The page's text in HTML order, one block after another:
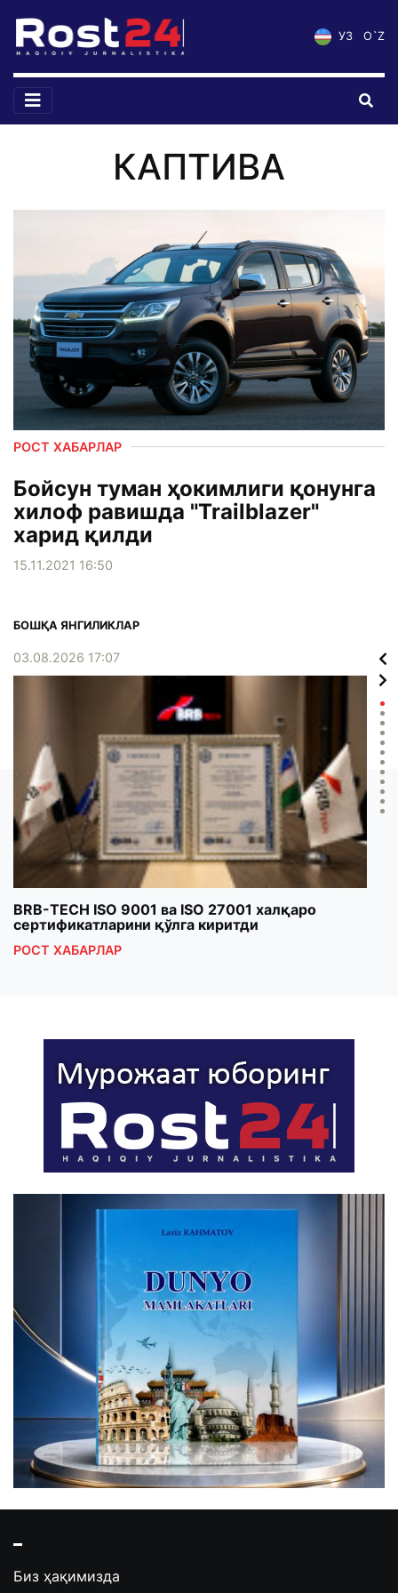
УЗ O`Z
КАПТИВА
РОСТ ХАБАРЛАР
Бойсун туман ҳокимлиги қонунга
хилоф равишда "Trailblazer"
харид қилди
15.11.2021 16:50
БОШҚА ЯНГИЛИКЛАР
03.08.2026 17:07
BRB-TECH ISO 9001 ва ISO 27001 халқаро
сертификатларини қўлга киритди
РОСТ ХАБАРЛАР
Биз ҳақимизда